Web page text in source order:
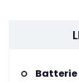
Batterie